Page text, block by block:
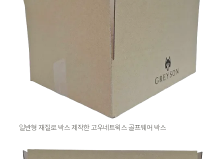
일반형 재질로 박스 제작한 고우네트윅스 골프웨어 박스